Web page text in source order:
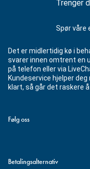
Trenger
Spør våre
Det er midlertidig kø i
svarer innen omtrent en
på telefon eller via
Kundeservice hjelper
klart, så går det raskere
Følg oss
Betalingsalternativ